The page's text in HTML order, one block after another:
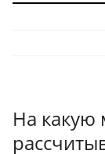
На